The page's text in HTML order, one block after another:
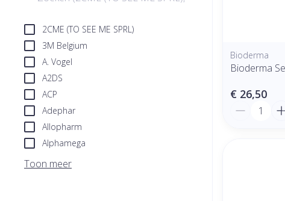
2CME (TO SEE ME SPRL)
3M Belgium
A. Vogel
A2DS
ACP
Adephar
Allopharm
Alphamega
Toon meer
Bioderma
Bioderma
€ 26,50
Aantal